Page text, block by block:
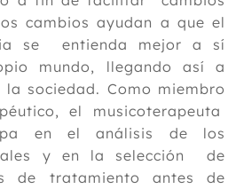
cambios ayudan a que el
se entienda mejor a sí
mundo, llegando así a
sociedad. Como miembro
el musicoterapeuta
en el análisis de los
y en la selección de
de tratamiento antes de